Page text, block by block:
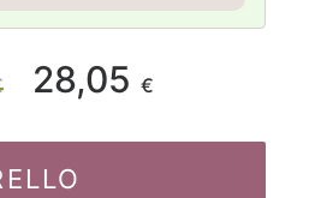
prezzo
28,05 €
prezzo